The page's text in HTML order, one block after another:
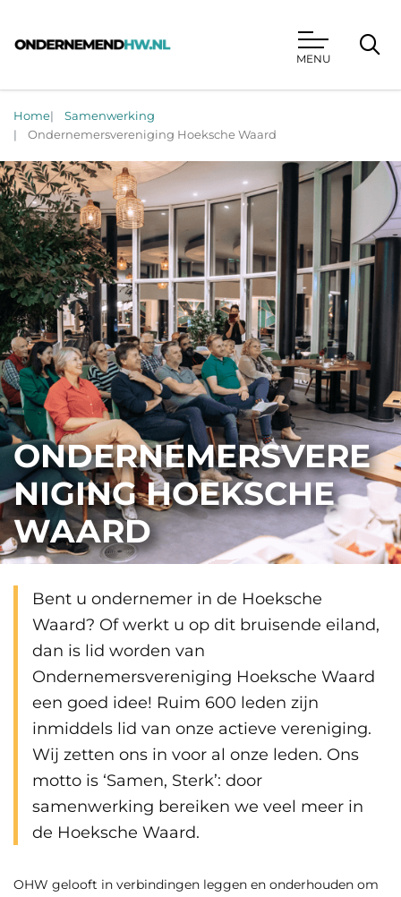
MENU
Home
Samenwerking
Ondernemersvereniging Hoeksche Waard
ONDERNEMERSVERE
NIGING HOEKSCHE
WAARD
Bent u ondernemer in de Hoeksche
Waard? Of werkt u op dit bruisende eiland,
dan is lid worden van
Ondernemersvereniging Hoeksche Waard
een goed idee! Ruim 600 leden zijn
inmiddels lid van onze actieve vereniging.
Wij zetten ons in voor al onze leden. Ons
motto is ‘Samen, Sterk’: door
samenwerking bereiken we veel meer in
de Hoeksche Waard.
OHW gelooft in verbindingen leggen en onderhouden om